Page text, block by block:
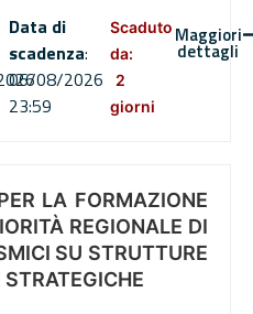
Data di
scadenza:
06/08/2026
23:59
Scaduto
da:
2
giorni
Maggiori
dettagli
LA FORMAZIONE
REGIONALE DI
SU STRUTTURE